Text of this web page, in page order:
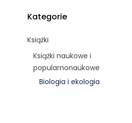
Kategorie
Książki
Książki naukowe i
popularnonaukowe
Biologia i ekologia